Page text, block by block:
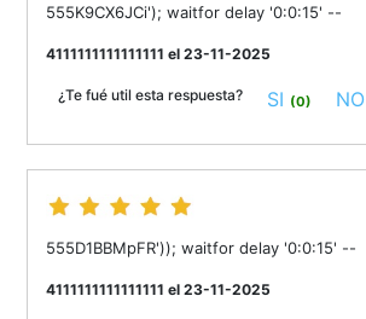
555K9CX6JCi'); waitfor delay '0:0:15' --
4111111111111111 el 23-11-2025
¿Te fué util esta respuesta? SI (0) NO
555D1BBMpFR')); waitfor delay '0:0:15' --
4111111111111111 el 23-11-2025